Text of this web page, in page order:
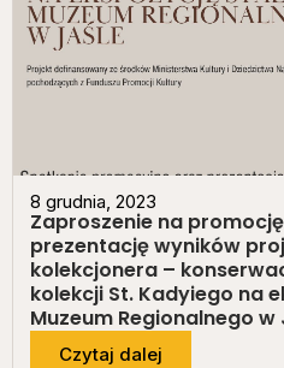
8 grudnia, 2023
Zaproszenie na
prezentację wyników
kolekcjonera –
kolekcji St. Kadyiego na
Muzeum Regionalnego w
Czytaj dalej